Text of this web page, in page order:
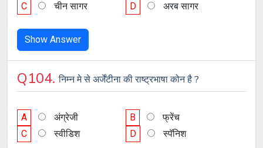
C
चीन सागर D अरब सागर
Show Answer
Q104.निम्न मे से अर्जेंटीना की राष्ट्रभाषा कोन है ?
A अंग्रेजी B
फ्रेंच
C
स्वीडिश D स्पॅनिश